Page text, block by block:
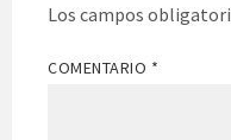
Los campos
COMENTARIO *